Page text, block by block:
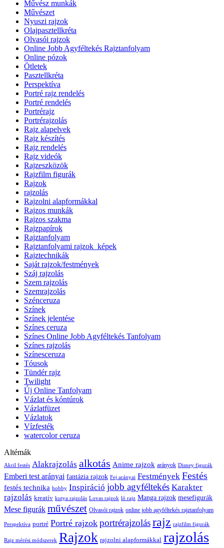
Művész munkák
Művészet
Nyuszi rajzok
Olajpasztellkréta
Olvasói rajzok
Online Jobb Agyféltekés Rajztanfolyam
Online pózok
Ötletek
Pasztellkréta
Perspektíva
Portré rajz rendelés
Portré rendelés
Portrérajz
Portrérajzolás
Rajz alapelvek
Rajz készítés
Rajz rendelés
Rajz videók
Rajzeszközök
Rajzfilm figurák
Rajzok
rajzolás
Rajzolni alapformákkal
Rajzos munkák
Rajzos szakma
Rajzpapírok
Rajztanfolyam
Rajztanfolyami rajzok_képek
Rajztechnikák
Saját rajzok/festmények
Száj rajzolás
Szem rajzolás
Szemrajzolás
Szénceruza
Színek
Színek jelentése
Színes ceruza
Színes Online Jobb Agyféltekés Tanfolyam
Színes rajzolás
Színesceruza
Tóusok
Tündér rajz
Twilight
Új Online Tanfolyam
Vázlat és kóntúrok
Vázlatfüzet
Vázlatok
Vízfesték
watercolor ceruza
Altémák
Akril festés Alakrajzolás alkotás Anime rajzok arányok Disney figurák
Emberi test arányai fantázia rajzok Fej arányai Festmények Festés
festés technika hobby Inspiráció jobb agyféltekés Karakter
rajzolás kreatív kutya rajzolás Lovas rajzok ló rajz Manga rajzok mesefigurák
Mese figurák művészet Olvasói rajzok online jobb agyféltekés rajztanfolyam
Perspektíva portré Portré rajzok portrérajzolásrajz rajzfilm figurák
Rajz mérési módszerek Rajzok rajzolni alapformákkal rajzolás